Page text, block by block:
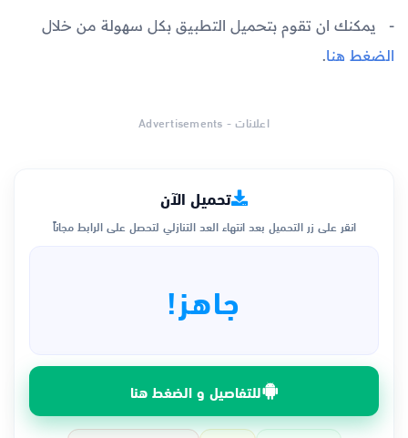
يمكنك ان تقوم بتحميل التطبيق بكل سهولة من خلال
الضغط هنا.
اعلانات - Advertisements
تحميل الآن
انقر على زر التحميل بعد انتهاء العد التنازلي لتحصل على الرابط مجاناً
جاهز!
للتفاصيل و الضغط هنا